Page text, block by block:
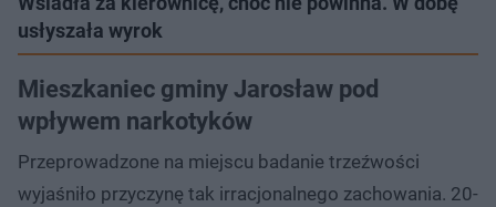
usłyszała wyrok
Mieszkaniec gminy Jarosław pod
wpływem narkotyków
Przeprowadzone na miejscu badanie trzeźwości
wyjaśniło przyczynę tak irracjonalnego zachowania. 20-